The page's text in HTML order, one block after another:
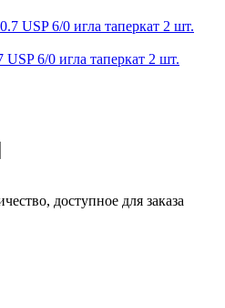
6/0 игла таперкат 2 шт.
доступное для заказа